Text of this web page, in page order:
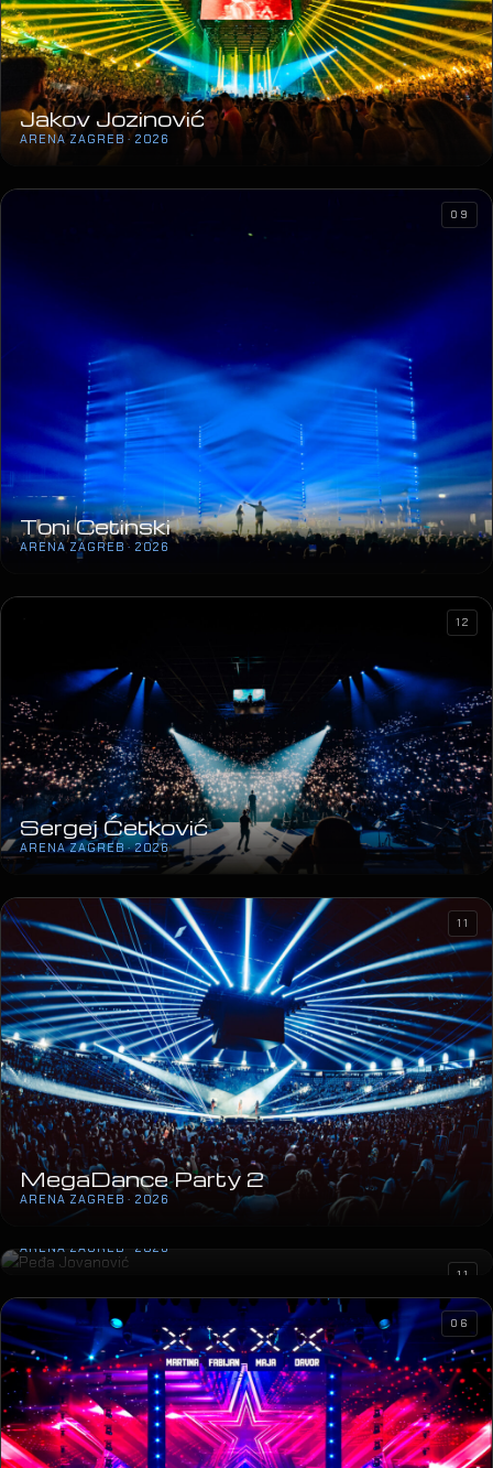
Jakov Jozinović
ARENA ZAGREB · 2026
Toni Cetinski
ARENA ZAGREB · 2026
09
Sergej Ćetković
ARENA ZAGREB · 2026
12
MegaDance Party 2
ARENA ZAGREB · 2026
11
Peđa Jovanović
ARENA ZAGREB · 2026
11
06